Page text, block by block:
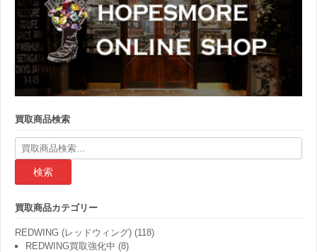
買取商品検索
検
索
果:
買取商品カテゴリー
REDWING (レッドウィング) (118)
REDWING買取強化中 (8)